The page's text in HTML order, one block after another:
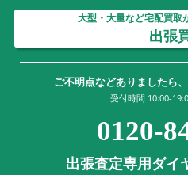
大型・大量など宅配買取
出張
ご不明点などありましたら
受付時間 10:00-
0120-
出張査定専用ダイ